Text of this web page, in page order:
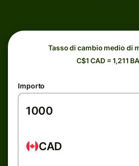
Tasso di cambio medio di
C$1 CAD = 1,211
Importo
CAD